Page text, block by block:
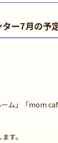
ー7月の予
ム」「mom
す。